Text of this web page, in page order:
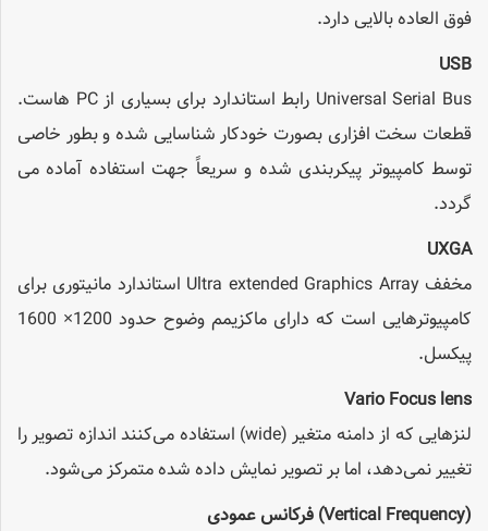
فوق العاده بالایی دارد.
USB
Universal Serial Bus رابط استاندارد برای بسیاری از PC هاست.
قطعات سخت افزاری بصورت خودکار شناسایی شده و بطور خاصی
توسط کامپیوتر پیکربندی شده و سریعاً جهت استفاده آماده می
گردد.
UXGA
مخفف Ultra extended Graphics Array استاندارد مانیتوری برای
کامپیوترهایی است که دارای ماکزیمم وضوح حدود 1200× 1600
پیکسل.
Vario Focus lens
لنزهایی که از دامنه متغیر (wide) استفاده می‌کنند اندازه تصویر را
تغییر نمی‌دهد، اما بر تصویر نمایش داده شده متمرکز می‌شود.
(Vertical Frequency)
فرکانس عمودی